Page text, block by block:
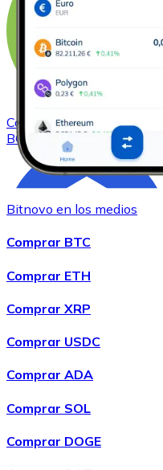
ComprarBitcoin Cashcon
BCH
ComprarChainlink
LINK
Bitnovo en los medios
Comprar BTC
Comprar ETH
Comprar XRP
Comprar USDC
Comprar ADA
Comprar SOL
Comprar DOGE